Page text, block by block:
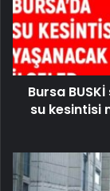
Bursa
su kesintisi